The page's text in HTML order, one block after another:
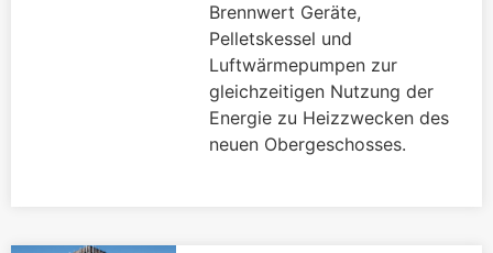
Brennwert Geräte,
Pelletskessel und
Luftwärmepumpen zur
gleichzeitigen Nutzung der
Energie zu Heizzwecken des
neuen Obergeschosses.